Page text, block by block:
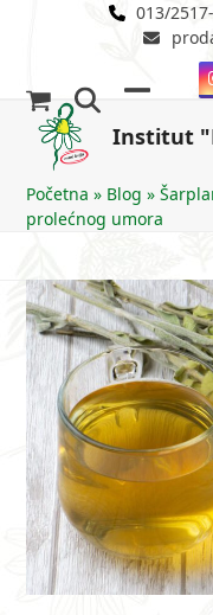
013/
Institut
mobile
menu
mobile
menu
Početna » Blog »
prolećnog umora